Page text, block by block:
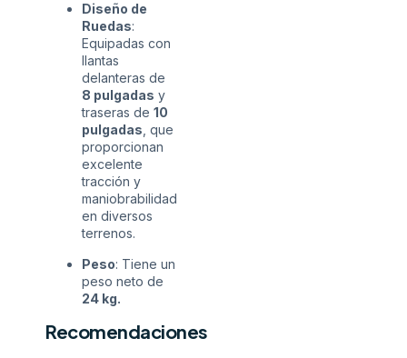
Diseño de
Ruedas:
Equipadas con
llantas
delanteras de
8 pulgadas y
traseras de 10
pulgadas , que
proporcionan
excelente
tracción y
maniobrabilidad
en diversos
terrenos.
Peso: Tiene un
peso neto de
24 kg.
Recomendaciones